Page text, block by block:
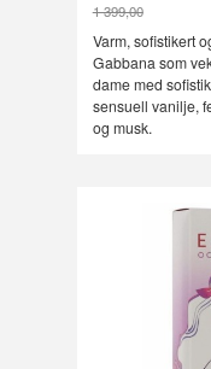
1 399,00
Rabatt
Varm, sofistikert
Gabbana som
dame med
sensuell vanilje,
og musk.